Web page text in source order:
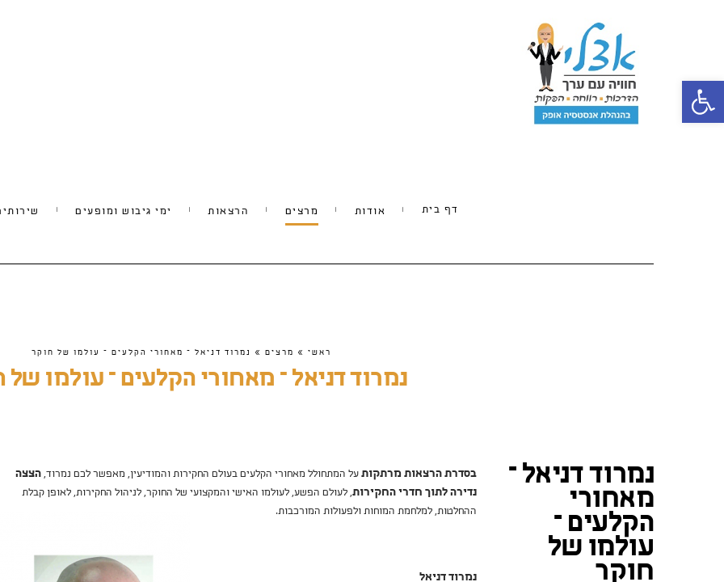
פתח סרגל נגישות
דף בית אודות מרצים הרצאות ימי גיבוש ומופעים
ראשי » מרצים » נמרוד דניאל – מאחורי הקלעים – עולמו של חוקר
נמרוד דניאל – מאחורי הקלעים – עולמו של
נמרוד דניאל –
מאחורי
הקלעים –
עולמו של
חוקר
בסדרת הרצאות מרתקותעל המתחולל מאחורי הקלעים בעולם החקירות והמודיעין, מאפשר לכם נמרוד,הצצה
נדירה לתוך חדרי החקירות, לעולם הפשע, לעולמו האישי והמקצועי של החוקר, לניהול החקירות, לאופן קבלת
ההחלטות, למלחמת המוחות ולפעולות המורכבות.
נמרוד דניאל